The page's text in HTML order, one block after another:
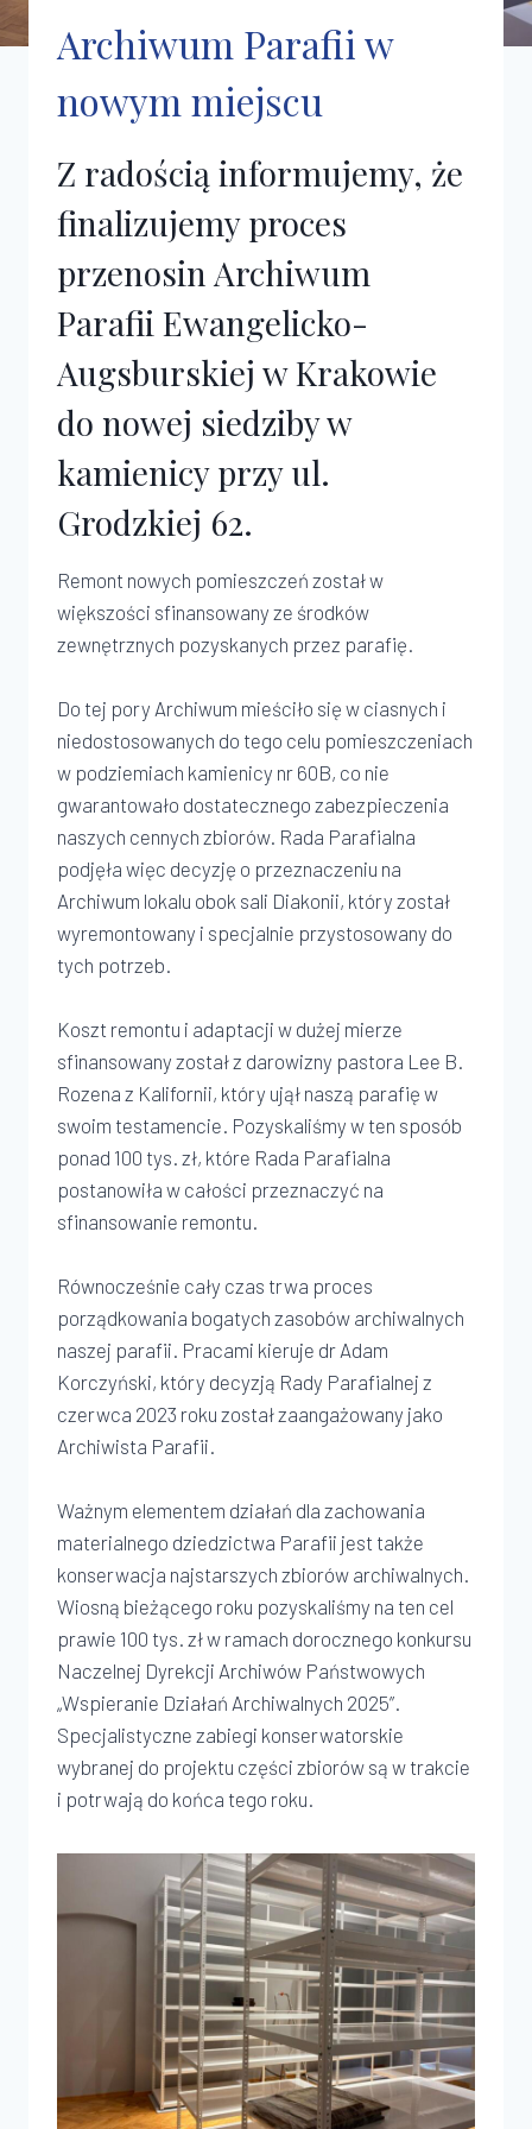
Archiwum Parafii w
nowym miejscu
Z radością informujemy, że
finalizujemy proces
przenosin Archiwum
Parafii Ewangelicko-
Augsburskiej w Krakowie
do nowej siedziby w
kamienicy przy ul.
Grodzkiej 62.
Remont nowych pomieszczeń został w
większości sfinansowany ze środków
zewnętrznych pozyskanych przez parafię.
Do tej pory Archiwum mieściło się w ciasnych i
niedostosowanych do tego celu pomieszczeniach
w podziemiach kamienicy nr 60B, co nie
gwarantowało dostatecznego zabezpieczenia
naszych cennych zbiorów. Rada Parafialna
podjęła więc decyzję o przeznaczeniu na
Archiwum lokalu obok sali Diakonii, który został
wyremontowany i specjalnie przystosowany do
tych potrzeb.
Koszt remontu i adaptacji w dużej mierze
sfinansowany został z darowizny pastora Lee B.
Rozena z Kalifornii, który ujął naszą parafię w
swoim testamencie. Pozyskaliśmy w ten sposób
ponad 100 tys. zł, które Rada Parafialna
postanowiła w całości przeznaczyć na
sfinansowanie remontu.
Równocześnie cały czas trwa proces
porządkowania bogatych zasobów archiwalnych
naszej parafii. Pracami kieruje dr Adam
Korczyński, który decyzją Rady Parafialnej z
czerwca 2023 roku został zaangażowany jako
Archiwista Parafii.
Ważnym elementem działań dla zachowania
materialnego dziedzictwa Parafii jest także
konserwacja najstarszych zbiorów archiwalnych.
Wiosną bieżącego roku pozyskaliśmy na ten cel
prawie 100 tys. zł w ramach dorocznego konkursu
Naczelnej Dyrekcji Archiwów Państwowych
„Wspieranie Działań Archiwalnych 2025”.
Specjalistyczne zabiegi konserwatorskie
wybranej do projektu części zbiorów są w trakcie
i potrwają do końca tego roku.